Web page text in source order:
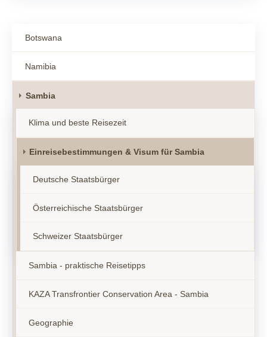
Botswana
Namibia
Sambia
Klima und beste Reisezeit
Einreisebestimmungen & Visum für Sambia
Deutsche Staatsbürger
Österreichische Staatsbürger
Schweizer Staatsbürger
Sambia - praktische Reisetipps
KAZA Transfrontier Conservation Area - Sambia
Geographie